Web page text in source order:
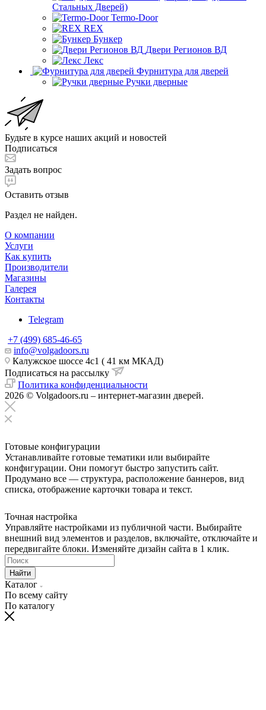
Стальных Дверей)
Termo-Door
REX
Бункер
Двери Регионов ВД
Лекс
Фурнитура для дверей
Ручки дверные
Будьте в курсе наших акций и новостей
Подписаться
Задать вопрос
Оставить отзыв
Раздел не найден.
О компании
Услуги
Как купить
Производители
Магазины
Галерея
Контакты
Telegram
+7 (499) 685-46-65
info@volgadoors.ru
Калужское шоссе 4с1 ( 41 км МКАД)
Подписаться на рассылку
Политика конфиденциальности
2026 © Volgadoors.ru – интернет-магазин дверей.
Готовые конфигурации
Устанавливайте готовые тематики или выбирайте
конфигурации. Они помогут быстро запустить сайт.
Продумано все — структура, расположение баннеров, вид
списка, отображение карточки товара и текст.
Точная настройка
Управляйте настройками из публичной части. Выбирайте
внешний вид элементов и разделов, включайте, отключайте и
передвигайте блоки. Изменяйте дизайн сайта в 1 клик.
Найти
Каталог
По всему сайту
По каталогу